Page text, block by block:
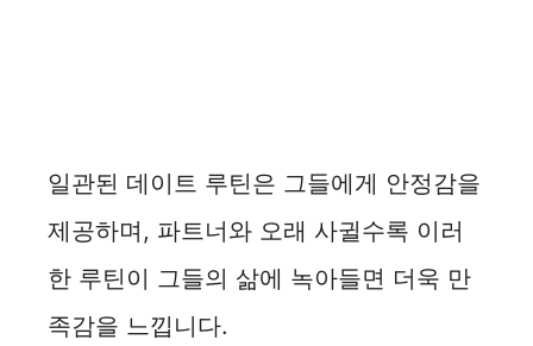
일관된 데이트 루틴은 그들에게 안정감을
제공하며, 파트너와 오래 사귈수록 이러
한 루틴이 그들의 삶에 녹아들면 더욱 만
족감을 느낍니다.